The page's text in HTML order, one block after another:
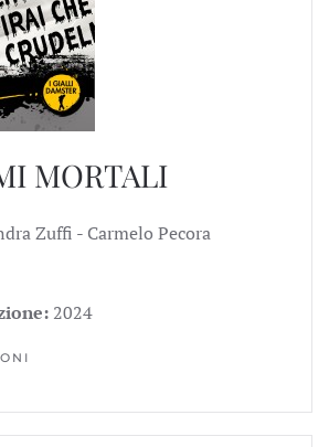
MORTALI
Zuffi - Carmelo Pecora
2024